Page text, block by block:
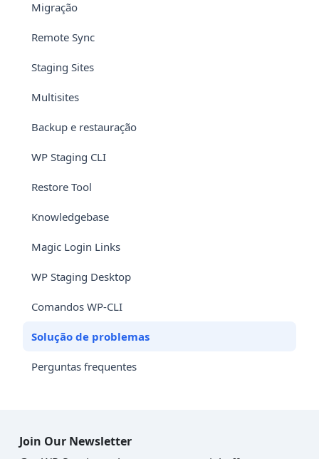
Migração
Remote Sync
Staging Sites
Multisites
Backup e restauração
WP Staging CLI
Restore Tool
Knowledgebase
Magic Login Links
WP Staging Desktop
Comandos WP-CLI
Solução de problemas
Perguntas frequentes
Join Our Newsletter